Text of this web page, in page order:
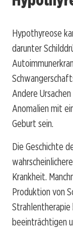
Hypothyreose
darunter
Andere
Anomalien mit
Geburt sein.
Die Geschichte
Krankheit.
Produktion von
Strahlentherapie
beeinträchtigen